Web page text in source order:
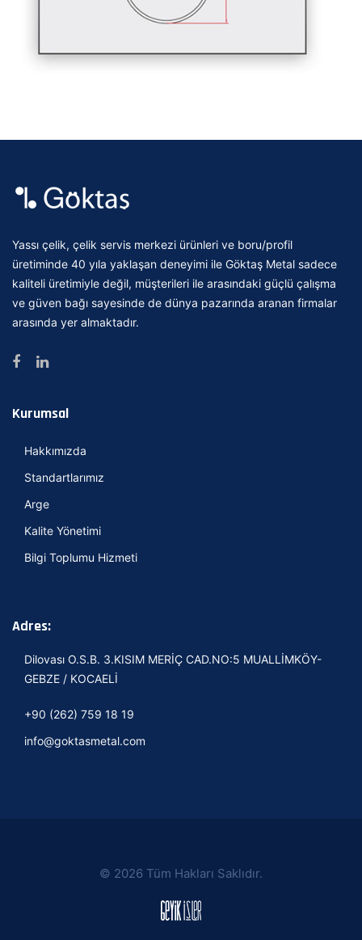
Yassı çelik, çelik servis merkezi ürünleri ve boru/profil
üretiminde 40 yıla yaklaşan deneyimi ile Göktaş Metal sadece
kaliteli üretimiyle değil, müşterileri ile arasındaki güçlü çalışma
ve güven bağı sayesinde de dünya pazarında aranan firmalar
arasında yer almaktadır.
Kurumsal
Hakkımızda
Standartlarımız
Arge
Kalite Yönetimi
Bilgi Toplumu Hizmeti
Adres:
Dilovası O.S.B. 3.KISIM MERİÇ CAD.NO:5 MUALLİMKÖY-
GEBZE / KOCAELİ
+90 (262) 759 18 19
info@goktasmetal.com
© 2026 Tüm Hakları Saklıdır.